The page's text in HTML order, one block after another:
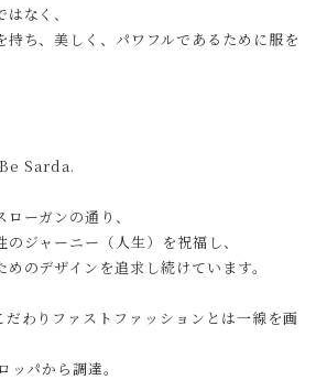
なく、
ち、美しく、パワフルであるために服を
Sarda.
ーガンの通り、
ジャーニー（人生）を祝福し、
のデザインを追求し続けています。
わりファストファッションとは一線を画
パから調達。